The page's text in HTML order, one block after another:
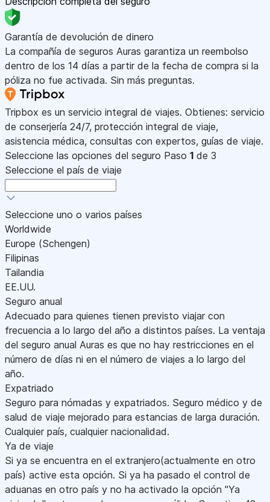
Garantía de devolución de dinero
La compañía de seguros Auras garantiza un reembolso
dentro de los 14 días a partir de la fecha de compra si la
póliza no fue activada. Sin más preguntas.
Tripbox es un servicio integral de viajes. Obtienes: servicio
de conserjería 24/7, protección integral de viaje,
asistencia médica, consultas con expertos, guías de viaje.
Seleccione las opciones del seguro Paso 1 de 3
Seleccione el país de viaje
Seleccione uno o varios países
Worldwide
Europe (Schengen)
Filipinas
Tailandia
EE.UU.
Seguro anual
Adecuado para quienes tienen previsto viajar con
frecuencia a lo largo del año a distintos países. La ventaja
del seguro anual Auras es que no hay restricciones en el
número de días ni en el número de viajes a lo largo del
año.
Expatriado
Seguro para nómadas y expatriados. Seguro médico y de
salud de viaje mejorado para estancias de larga duración.
Cualquier país, cualquier nacionalidad.
Ya de viaje
Si ya se encuentra en el extranjero(actualmente en otro
país) active esta opción. Si ya ha pasado el control de
aduanas en otro país y no ha activado la opción "Ya